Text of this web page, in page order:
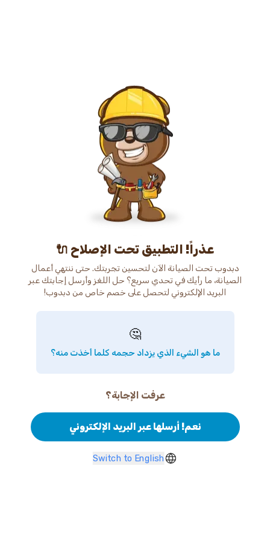
عذراً! التطبيق تحت الإصلاح 🔌
دبدوب تحت الصيانة الآن لتحسين تجربتك. حتى ننتهي أعمال
الصيانة، ما رأيك في تحدي سريع؟ حل اللغز وأرسل إجابتك عبر
البريد الإلكتروني لتحصل على خصم خاص من دبدوب!
🤔
ما هو الشيء الذي يزداد حجمه كلما أخذت منه؟
عرفت الإجابة؟
نعم! أرسلها عبر البريد الإلكتروني
Switch to English